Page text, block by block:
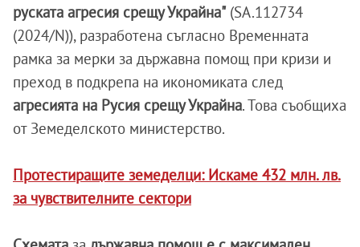
руската агресия срещу Украйна"(SA.112734
(2024/N)), разработена съгласно Временната
рамка за мерки за държавна помощ при кризи и
преход в подкрепа на икономиката след
агресията на Русия срещу Украйна. Това съобщиха
от Земеделското министерство.
Протестиращите земеделци: Искаме 432 млн. лв.
за чувствителните сектори